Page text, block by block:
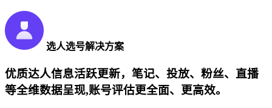
选人选号解决方案
优质达人信息活跃更新，笔记、投放、粉丝、直播
等全维数据呈现,账号评估更全面、更高效。